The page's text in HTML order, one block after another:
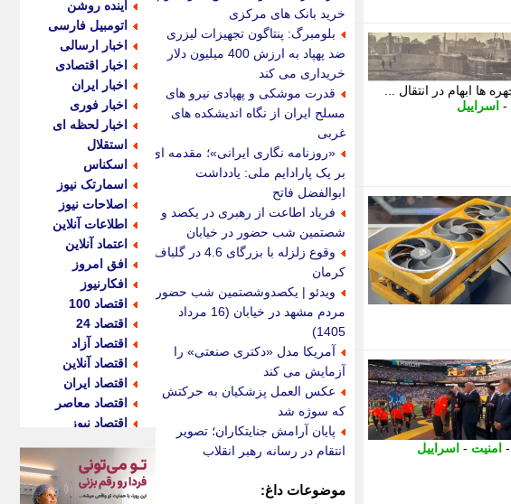
- اسراییل
- امنیت - اسراییل
خرید بانک های مرکزی
بلومبرگ: پنتاگون تجهیزات لیزری
ضد پهپاد به ارزش 400 میلیون دلار
خریداری می کند
قدرت موشکی و پهپادی نیرو های
مسلح ایران از نگاه اندیشکده های
غربی
«روزنامه نگاری ایرانی»؛ مقدمه ای
بر یک پارادایم ملی: یادداشت
ابوالفضل فاتح
فریاد اطاعت از رهبری در یکصد و
شصتمین شب حضور در خیابان
وقوع زلزله با بزرگای 4.6 در گلباف
کرمان
ویدئو | یکصدوشصتمین شب حضور
مردم مشهد در خیابان (16 مرداد
1405)
آمریکا مدل «دکتری صنعتی» را
آزمایش می کند
عکس العمل پزشکیان به حرکتش
که سوژه شد
پایان آرامش جنایتکاران؛ تصویر
انتقام در رسانه رهبر انقلاب
موضوعات داغ:
آینده روشن
اتومبیل فارسی
اخبار ارسالی
اخبار اقتصادی
اخبار ایران
اخبار فوری
اخبار لحظه ای
استقلال
اسکناس
اسمارتک نیوز
اصلاحات نیوز
اطلاعات آنلاین
اعتماد آنلاین
افق امروز
افکارنیوز
اقتصاد 100
اقتصاد 24
اقتصاد آزاد
اقتصاد آنلاین
اقتصاد ایران
اقتصاد معاصر
اقتصاد نیوز
اکوفارس
اکونگار